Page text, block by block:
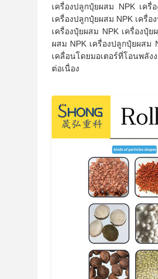
เครื่องปลูกปุ๋ยผสม NPK เค
เครื่องปลูกปุ๋ยผสม NPK เครื่อ
เครื่องปุ๋ยผสม NPK เครื่องปุ๋
ผสม NPK เครื่องปลูกปุ๋ยผสม
เคลื่อนโดยมอเตอร์ที่โอนพลั
ต่อเนื่อง